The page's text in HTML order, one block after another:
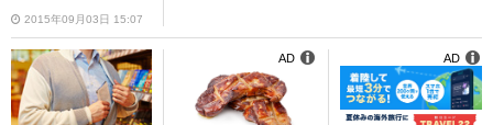
2015年09月03日 15:07
AD AD